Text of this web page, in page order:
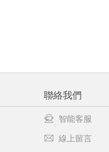
聯絡我們
智能客服
線上留言